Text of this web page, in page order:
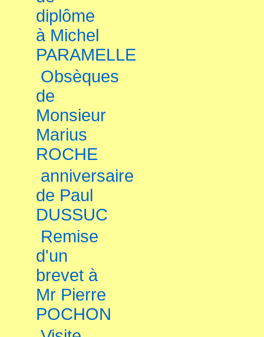
diplôme
à Michel
PARAMELLE
Obsèques
de
Monsieur
Marius
ROCHE
anniversaire
de Paul
DUSSUC
Remise
d'un
brevet à
Mr Pierre
POCHON